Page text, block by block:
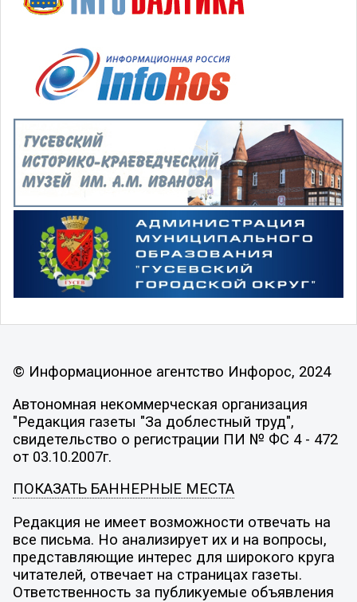
© Информационное агентство Инфорос, 2024
Автономная некоммерческая организация
"Редакция газеты "За доблестный труд",
свидетельство о регистрации ПИ № ФС 4 - 472
от 03.10.2007г.
ПОКАЗАТЬ БАННЕРНЫЕ МЕСТА
Редакция не имеет возможности отвечать на
все письма. Но анализирует их и на вопросы,
представляющие интерес для широкого круга
читателей, отвечает на страницах газеты.
Ответственность за публикуемые объявления